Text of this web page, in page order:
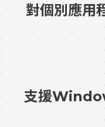
對個別應用
支援